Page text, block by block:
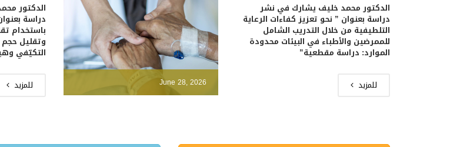
الدكتور
دراسة
باستخدام
وتقليل
التكيّفي
للمزيد June 28, 2026
الدكتور محمد خليف يشارك في نشر
دراسة بعنوان ” نحو تعزيز كفاءات الرعاية
التلطيفية من خلال التدريب الشامل
للممرضين والأطباء في البيئات محدودة
الموارد: دراسة مقطعية”
للمزيد